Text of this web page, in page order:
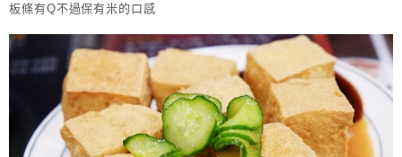
板條有Q不過保有米的口感